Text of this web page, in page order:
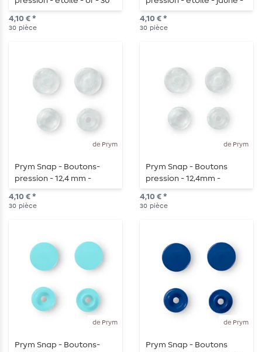
pièces
4,10 € *
30 pièce
30 pièces
4,10 € *
30 pièce
de Prym
Prym Snap - Boutons-
pression - 12,4 mm -
transparent brillant - 30
pièces
4,10 € *
30 pièce
de Prym
Prym Snap - Boutons
pression - 12,4mm -
transparent mat - 30
pièces
4,10 € *
30 pièce
de Prym
Prym Snap - Boutons-
de Prym
Prym Snap - Boutons